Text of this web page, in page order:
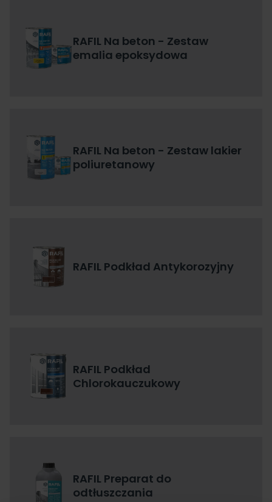
RAFIL Na beton - Zestaw
emalia epoksydowa
RAFIL Na beton - Zestaw lakier
poliuretanowy
RAFIL Podkład Antykorozyjny
RAFIL Podkład
Chlorokauczukowy
RAFIL Preparat do
odtłuszczania